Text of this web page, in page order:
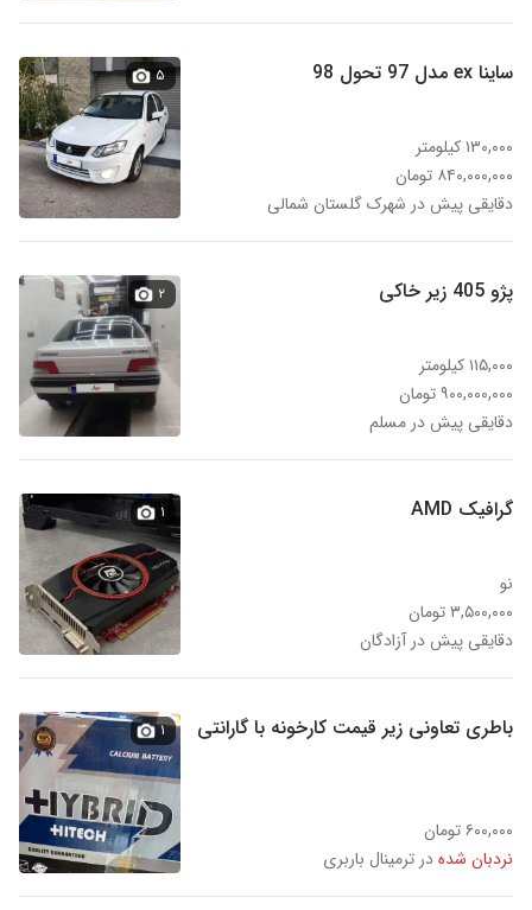
ساینا ex مدل 97 تحول 98
۱۳۰,۰۰۰ کیلومتر
۸۴۰,۰۰۰,۰۰۰ تومان
دقایقی پیش در شهرک گلستان شمالی
۵
پژو 405 زیر خاکی
۱۱۵,۰۰۰ کیلومتر
۹۰۰,۰۰۰,۰۰۰ تومان
دقایقی پیش در مسلم
۲
گرافیک AMD
نو
۳,۵۰۰,۰۰۰ تومان
دقایقی پیش در آزادگان
۱
باطری تعاونی زیر قیمت کارخونه با گارانتی
۶۰۰,۰۰۰ تومان
نردبان شدهدر ترمینال باربری
۱